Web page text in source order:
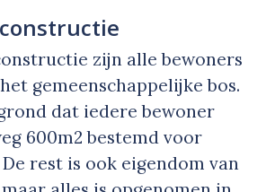
zijn alle bewoners
gemeenschappelijke bos.
dat iedere bewoner
600m2 bestemd voor
rest is ook eigendom van